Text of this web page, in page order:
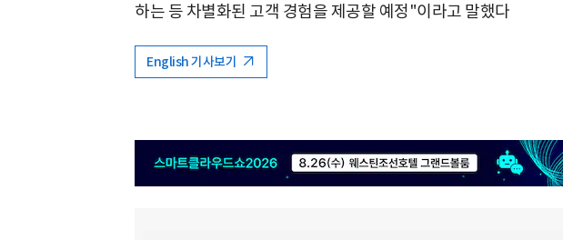
하는 등 차별화된 고객 경험을 제공할 예정"이라고 말했다
English 기사보기